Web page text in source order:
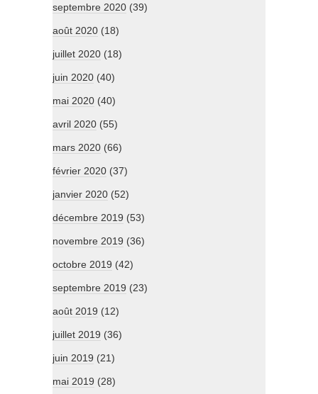
septembre 2020 (39)
août 2020 (18)
juillet 2020 (18)
juin 2020 (40)
mai 2020 (40)
avril 2020 (55)
mars 2020 (66)
février 2020 (37)
janvier 2020 (52)
décembre 2019 (53)
novembre 2019 (36)
octobre 2019 (42)
septembre 2019 (23)
août 2019 (12)
juillet 2019 (36)
juin 2019 (21)
mai 2019 (28)